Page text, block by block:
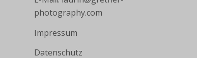
photography.com
Impressum
Datenschutz